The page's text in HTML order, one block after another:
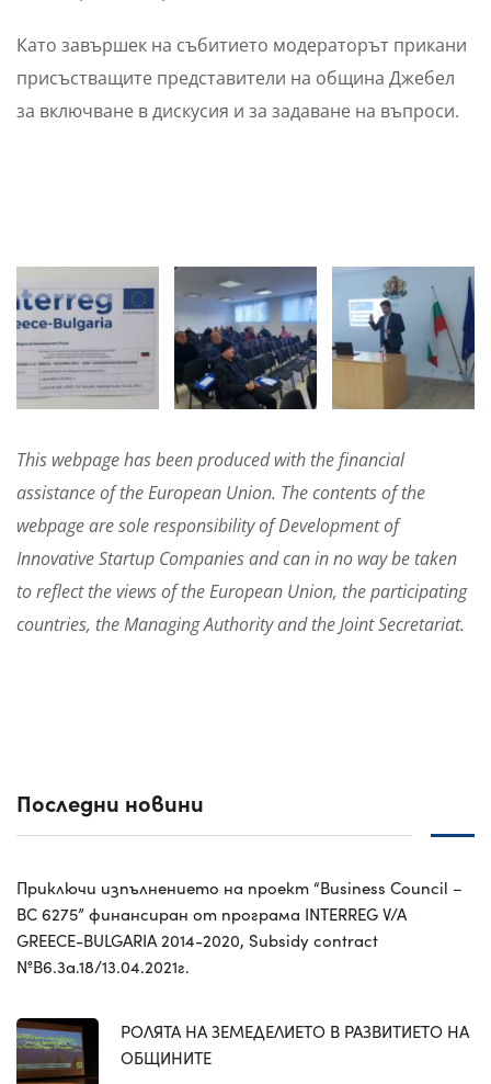
Като завършек на събитието модераторът прикани
присъстващите представители на община Джебел
за включване в дискусия и за задаване на въпроси.
This webpage has been produced with the financial
assistance of the European Union. The contents of the
webpage are sole responsibility of Development of
Innovative Startup Companies and can in no way be taken
to reflect the views of the European Union, the participating
countries, the Managing Authority and the Joint Secretariat.
Последни новини
Приключи изпълнението на проект “Business Council –
BC 6275” финансиран от програма INTERREG V/A
GREECE-BULGARIA 2014-2020, Subsidy contract
№B6.3a.18/13.04.2021г.
РОЛЯТА НА ЗЕМЕДЕЛИЕТО В РАЗВИТИЕТО НА
ОБЩИНИТЕ